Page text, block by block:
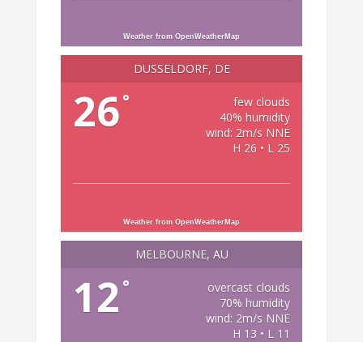
Weather from OpenWeatherMap
DÜSSELDORF, DE
26°
few clouds
40% humidity
wind: 2m/s NNE
H 26 • L 25
Weather from OpenWeatherMap
MELBOURNE, AU
12 °
overcast clouds
70% humidity
wind: 2m/s NNE
H 13 • L 11